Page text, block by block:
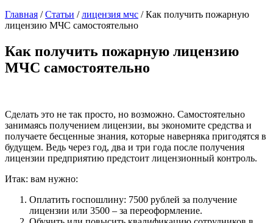
Главная /Статьи /лицензия мчс /Как получить пожарную
лицензию МЧС самостоятельно
Как получить пожарную лицензию
МЧС самостоятельно
Сделать это не так просто, но возможно. Самостоятельно
занимаясь получением лицензии, вы экономите средства и
получаете бесценные знания, которые наверняка пригодятся в
будущем. Ведь через год, два и три года после получения
лицензии предприятию предстоит лицензионный контроль.
Итак: вам нужно:
Оплатить госпошлину: 7500 рублей за получение
лицензии или 3500 – за переоформление.